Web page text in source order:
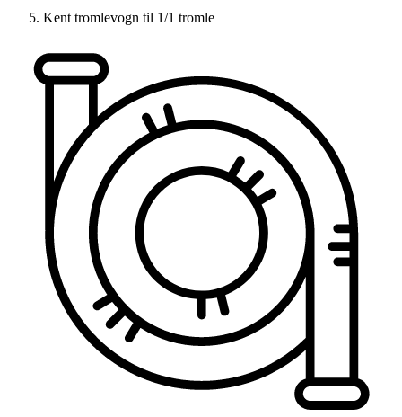
Kent tromlevogn til 1/1 tromle